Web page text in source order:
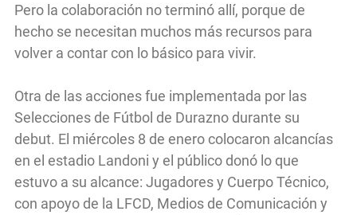
Pero la colaboración no terminó allí, porque de
hecho se necesitan muchos más recursos para
volver a contar con lo básico para vivir.
Otra de las acciones fue implementada por las
Selecciones de Fútbol de Durazno durante su
debut. El miércoles 8 de enero colocaron alcancías
en el estadio Landoni y el público donó lo que
estuvo a su alcance: Jugadores y Cuerpo Técnico,
con apoyo de la LFCD, Medios de Comunicación y